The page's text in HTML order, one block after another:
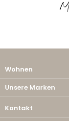
Wohnen
Unsere Marken
Kontakt